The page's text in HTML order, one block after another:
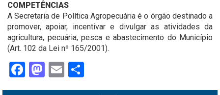
COMPETÊNCIAS
A Secretaria de Política Agropecuária é o órgão destinado a
promover, apoiar, incentivar e divulgar as atividades da
agricultura, pecuária, pesca e abastecimento do Município
(Art. 102 da Lei nº 165/2001).
Facebook
Mastodon
Email